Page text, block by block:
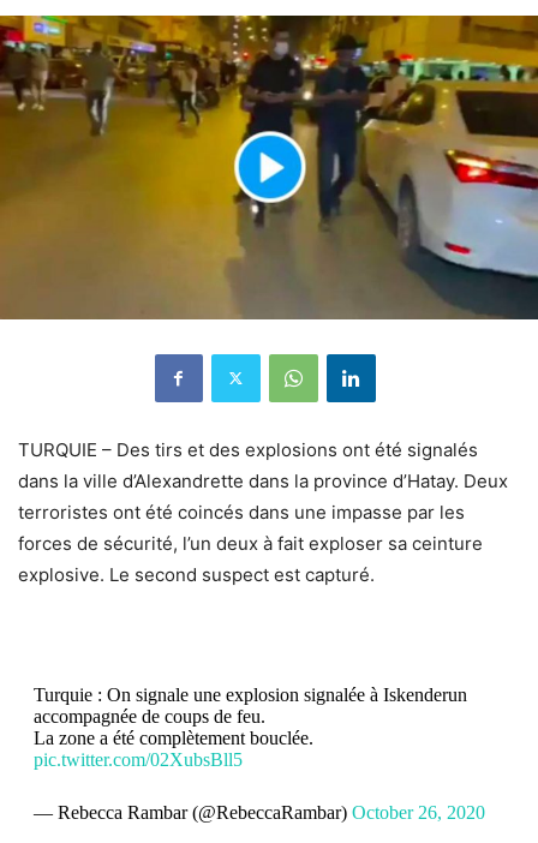
TURQUIE – Des tirs et des explosions ont été signalés
dans la ville d’Alexandrette dans la province d’Hatay. Deux
terroristes ont été coincés dans une impasse par les
forces de sécurité, l’un deux à fait exploser sa ceinture
explosive. Le second suspect est capturé.
Turquie : On signale une explosion signalée à Iskenderun
accompagnée de coups de feu.
La zone a été complètement bouclée.
pic.twitter.com/02XubsBll5
— Rebecca Rambar (@RebeccaRambar) October 26, 2020